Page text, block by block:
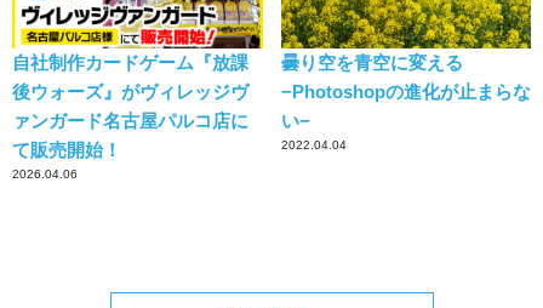
自社制作カードゲーム『放課
後ウォーズ』がヴィレッジヴ
ァンガード名古屋パルコ店に
て販売開始！
2026.04.06
曇り空を青空に変える
−Photoshopの進化が止まらな
い−
2022.04.04